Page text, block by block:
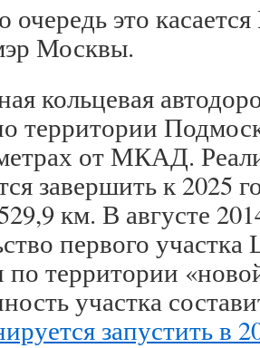
очередь это
Москвы.
кольцевая
территории
от МКАД.
завершить к 2025
км. В августе
первого
по территории
участка
запустить в